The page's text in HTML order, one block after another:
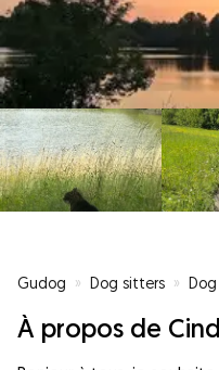
Gudog » Dog sitters »
À propos de